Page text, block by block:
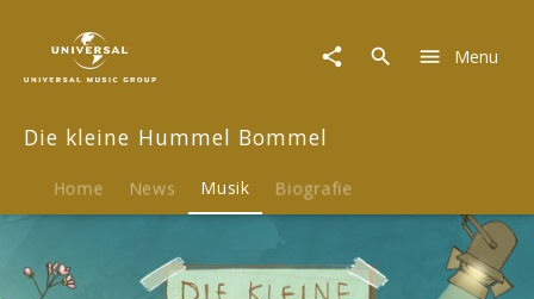
Bommel
Musik
kleine
Bommel
Menu
Die kleine Hummel Bommel
Home News Musik Biografie